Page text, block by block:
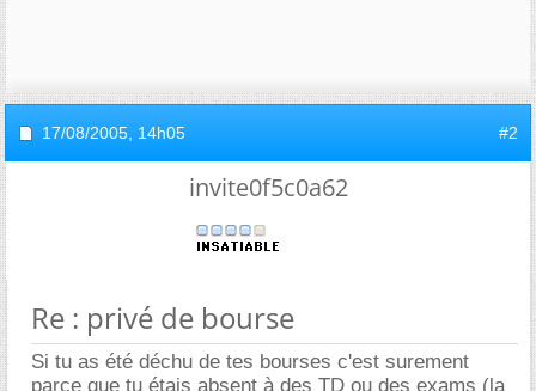
17/08/2005, 14h05 #2
invite0f5c0a62
Re : privé de bourse
Si tu as été déchu de tes bourses c'est surement
parce que tu étais absent à des TD ou des exams (la